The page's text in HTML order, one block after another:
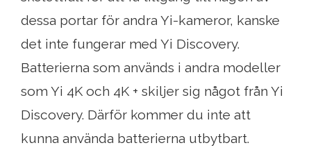
dessa portar för andra Yi-kameror, kanske
det inte fungerar med Yi Discovery.
Batterierna som används i andra modeller
som Yi 4K och 4K + skiljer sig något från Yi
Discovery. Därför kommer du inte att
kunna använda batterierna utbytbart.